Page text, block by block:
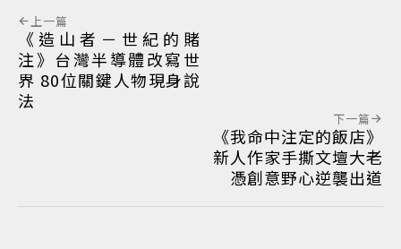
上一篇
《造山者－世紀的賭
注》台灣半導體改寫世
界 80位關鍵人物現身說
法
下一篇
《我命中注定的飯店》
新人作家手撕文壇大老
憑創意野心逆襲出道